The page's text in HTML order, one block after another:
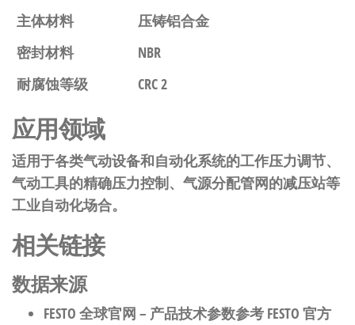
主体材料
压铸铝合金
密封材料
NBR
耐腐蚀等级
CRC 2
应用领域
适用于各类气动设备和自动化系统的工作压力调节、
气动工具的精确压力控制、气源分配管网的减压站等
工业自动化场合。
相关链接
数据来源
FESTO 全球官网 – 产品技术参数参考 FESTO 官方